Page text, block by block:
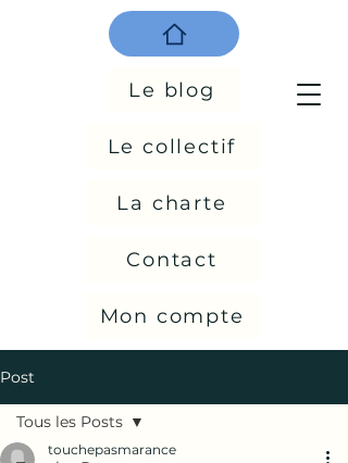
Le blog
Le collectif
La charte
Mon compte
Contact
Post
Tous les Posts
touchepasmarance